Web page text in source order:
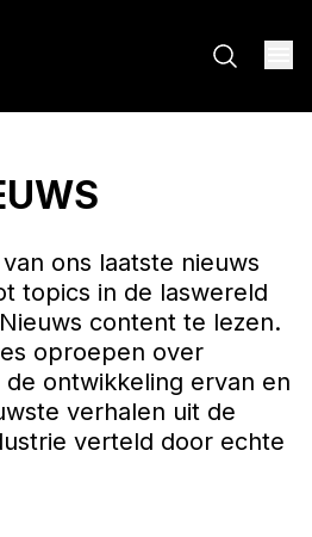
ons laatste nieuws
topics in de laswereld
content te lezen.
oproepen over
ontwikkeling ervan en
verhalen uit de
verteld door echte